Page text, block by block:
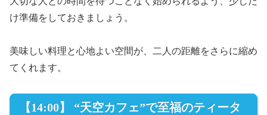
け準備をしておきましょう。
美味しい料理と心地よい空間が、二人の距離をさらに縮め
てくれます。
【14:00】 “天空カフェ”で至福のティータ